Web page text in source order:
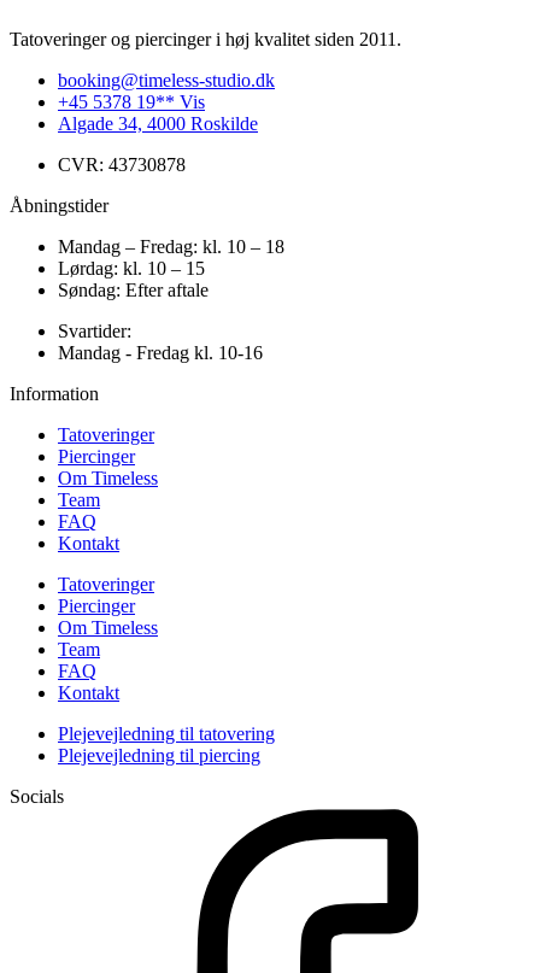
Tatoveringer og piercinger i høj kvalitet siden 2011.
booking@timeless-studio.dk
+45 5378 19** Vis
Algade 34, 4000 Roskilde
CVR: 43730878
Åbningstider
Mandag – Fredag: kl. 10 – 18
Lørdag: kl. 10 – 15
Søndag: Efter aftale
Svartider:
Mandag - Fredag kl. 10-16
Information
Tatoveringer
Piercinger
Om Timeless
Team
FAQ
Kontakt
Tatoveringer
Piercinger
Om Timeless
Team
FAQ
Kontakt
Plejevejledning til tatovering
Plejevejledning til piercing
Socials